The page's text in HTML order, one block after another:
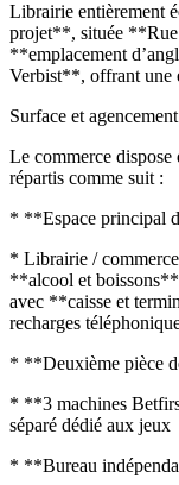
Librairie entièrement
projet**, située **Rue
**emplacement
Verbist**, offrant une
Surface et agencement
Le commerce
répartis comme suit :
* **Espace principal
* Librairie /
**alcool et
avec **caisse et
recharges
* **Deuxième pièce
* **3 machines
séparé dédié aux jeux
* **Bureau